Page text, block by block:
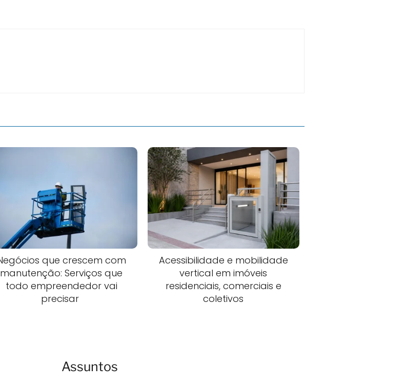
que crescem com
manutenção: Serviços que
todo empreendedor vai
precisar
Acessibilidade e mobilidade
vertical em imóveis
residenciais, comerciais e
coletivos
Assuntos